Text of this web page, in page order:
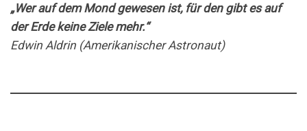
„Wer auf dem Mond gewesen ist, für den gibt es auf
der Erde keine Ziele mehr.“
Edwin Aldrin (Amerikanischer Astronaut)